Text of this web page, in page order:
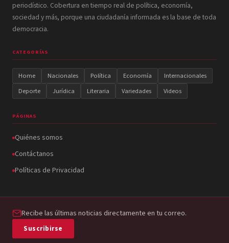
periodístico. Cobertura en tiempo real de política, economía,
sociedad y más, porque una ciudadanía informada es la base de toda
democracia.
CATEGORÍAS
Home Nacionales Política Economía
Internacionales
Deporte
Jurídica Literaria Variedades Videos
PÁGINAS
Quiénes somos
Contáctanos
Políticas de Privacidad
Recibe las últimas noticias directamente en tu correo.
Suscribirse